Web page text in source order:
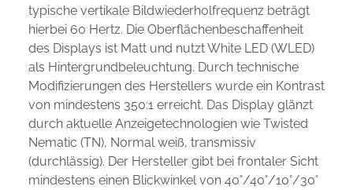
typische vertikale Bildwiederholfrequenz beträgt
hierbei 60 Hertz. Die Oberflächenbeschaffenheit
des Displays ist Matt und nutzt White LED (WLED)
als Hintergrundbeleuchtung. Durch technische
Modifizierungen des Herstellers wurde ein Kontrast
von mindestens 350:1 erreicht. Das Display glänzt
durch aktuelle Anzeigetechnologien wie Twisted
Nematic (TN), Normal weiß, transmissiv
(durchlässig). Der Hersteller gibt bei frontaler Sicht
mindestens einen Blickwinkel von 40°/40°/10°/30°